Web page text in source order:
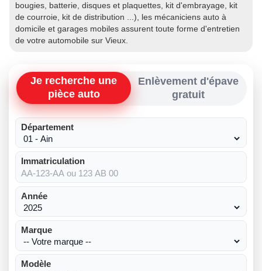
bougies, batterie, disques et plaquettes, kit d'embrayage, kit
de courroie, kit de distribution ...), les mécaniciens auto à
domicile et garages mobiles assurent toute forme d'entretien
de votre automobile sur Vieux.
Je recherche une
pièce auto
Enlèvement d'épave
gratuit
Département
Immatriculation
Année
Marque
Modèle